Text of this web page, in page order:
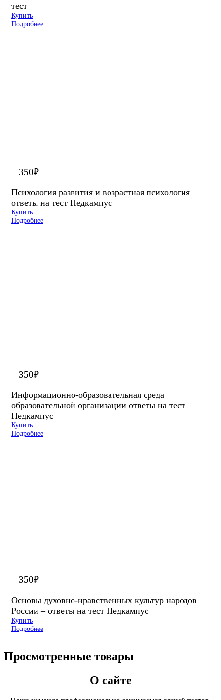
тест
Купить
Подробнее
350₽
Психология развития и возрастная психология –
ответы на тест Педкампус
Купить
Подробнее
350₽
Информационно-образовательная среда
образовательной организации ответы на тест
Педкампус
Купить
Подробнее
350₽
Основы духовно-нравственных культур народов
России – ответы на тест Педкампус
Купить
Подробнее
Просмотренные товары
О сайте